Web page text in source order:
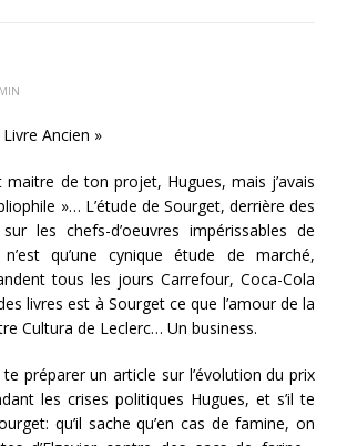
Ancien »
de ton projet, Hugues, mais j’avais
»… L’étude de Sourget, derrière des
les chefs-d’oeuvres impérissables de
qu’une cynique étude de marché,
tous les jours Carrefour, Coca-Cola
livres est à Sourget ce que l’amour de la
Cultura de Leclerc… Un business.
préparer un article sur l’évolution du prix
les crises politiques Hugues, et s’il te
qu’il sache qu’en cas de famine, on